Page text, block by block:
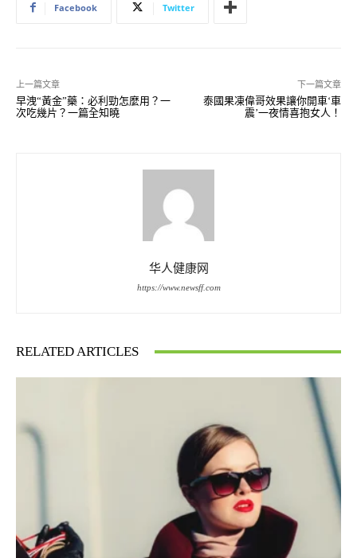
Facebook Twitter
上一篇文章
早洩“黃金”藥：必利勁怎麼用？一
次吃幾片？一篇全知曉
下一篇文章
泰國果凍偉哥效果讓你開車‘車
震’一夜情喜抱女人！
华人健康网
https://www.newsff.com
RELATED ARTICLES